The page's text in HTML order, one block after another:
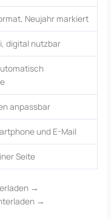
Neujahr markiert
digital nutzbar
anpassbar
und E-Mail
Seite
→
→